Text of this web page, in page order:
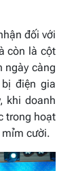
đối với
còn là cột
ngày càng
điện gia
khi doanh
trong hoạt
cười.